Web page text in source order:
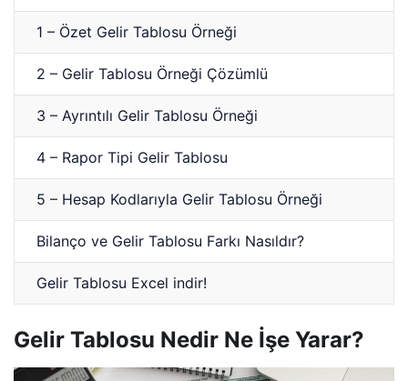
1 – Özet Gelir Tablosu Örneği
2 – Gelir Tablosu Örneği Çözümlü
3 – Ayrıntılı Gelir Tablosu Örneği
4 – Rapor Tipi Gelir Tablosu
5 – Hesap Kodlarıyla Gelir Tablosu Örneği
Bilanço ve Gelir Tablosu Farkı Nasıldır?
Gelir Tablosu Excel indir!
Gelir Tablosu Nedir Ne İşe Yarar?